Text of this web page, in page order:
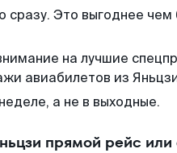
сразу. Это выгоднее
на лучшие
авиабилетов из
а не в выходные.
прямой рейс